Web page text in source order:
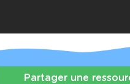
Partager une